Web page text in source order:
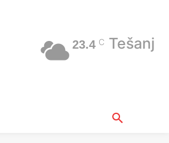
23.4 C Tešanj